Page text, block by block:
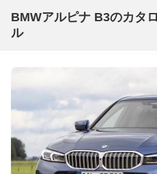
BMWアルピナ B3のカタ
ル